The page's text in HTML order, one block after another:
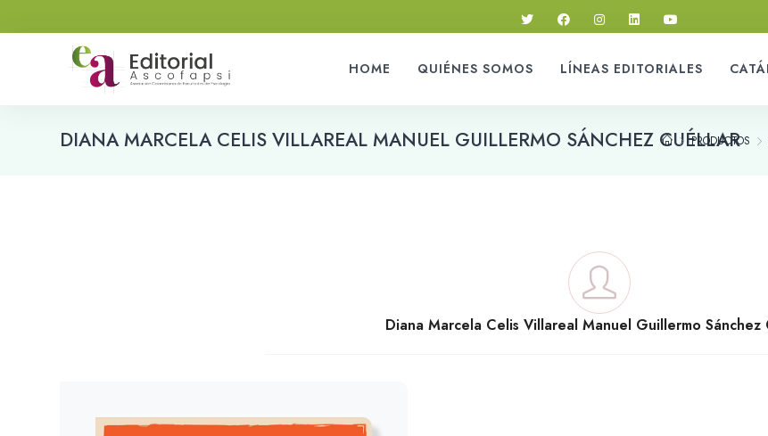
HOME QUIÉNES SOMOS LÍNEAS EDITORIALES
DIANA MARCELA CELIS VILLAREAL MANUEL GUILLERMO SÁNCHEZ CUÉLLAR
PRODUCTOS
Diana Marcela Celis Villareal Manuel Guillermo Sánchez